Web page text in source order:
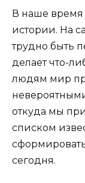
В наше время
истории. На
трудно быть
делает что-
людям мир
откуда мы
списком
сегодня.